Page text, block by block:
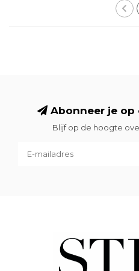
Abonneer je op
Blijf op de hoogte